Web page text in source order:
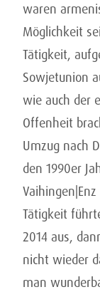
waren
Möglichkeit
Tätigkeit,
Sowjetunion
wie auch der
Offenheit
Umzug nach
den 1990er
Tätigkeit
2014 aus,
nicht wieder
man